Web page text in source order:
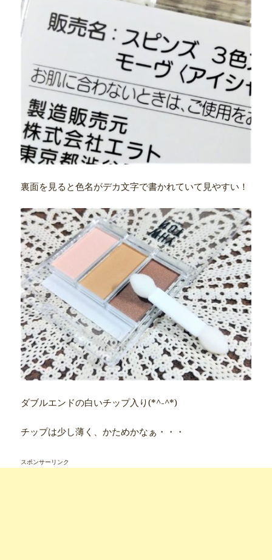
裏面を見ると色名がデカ文字で書かれていて見やすい！
ダブルエンドの白いチップ入り(*^-^*)
チップは少し薄く、かためかなぁ・・・
スポンサーリンク